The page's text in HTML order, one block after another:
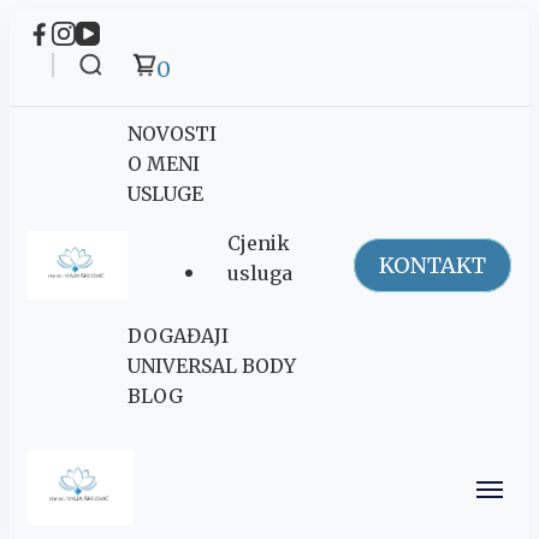
0
Maja Šegović
Ananda
NOVOSTI
O MENI
USLUGE
Cjenik
usluga
DOGAĐAJI
UNIVERSAL BODY
BLOG
KONTAKT